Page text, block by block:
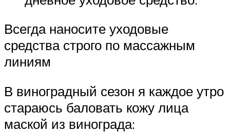
Всегда наносите уходовые
средства строго по массажным
линиям
В виноградный сезон я каждое утро
стараюсь баловать кожу лица
маской из винограда: